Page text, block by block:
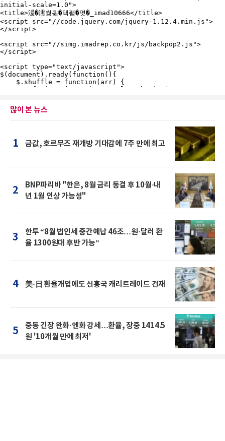
많이 본 뉴스
1 금값, 호르무즈 재개방 기대감에 7주 만에 최고
2
BNP파리바 "한은, 8월 금리 동결 후 10월·내
년 1월 인상 가능성"
3
한투 “8월 법인세 중간예납 46조…원·달러 환
율 1300원대 후반 가능”
4 美·日 환율개입에도 신흥국 캐리트레이드 건재
5
중동 긴장 완화·엔화 강세…환율, 장중 1414.5
원 '10개월 만에 최저'